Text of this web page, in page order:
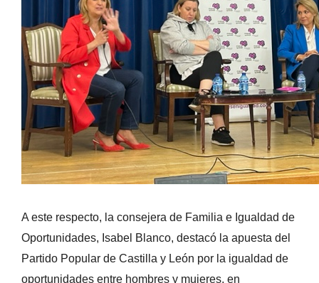
A este respecto, la consejera de Familia e Igualdad de
Oportunidades, Isabel Blanco, destacó la apuesta del
Partido Popular de Castilla y León por la igualdad de
oportunidades entre hombres y mujeres, en